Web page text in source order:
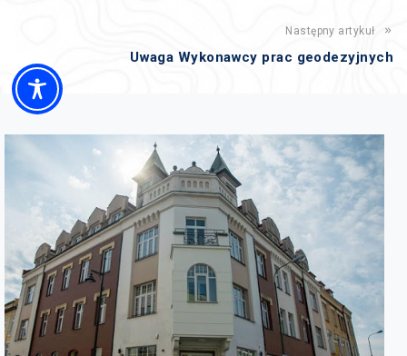
Następny artykuł
Uwaga Wykonawcy prac geodezyjnych